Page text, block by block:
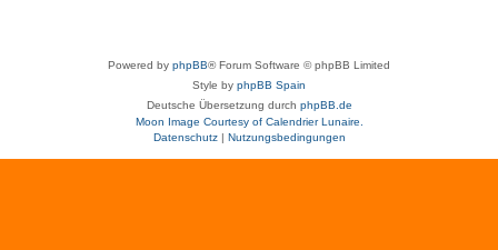
Powered by phpBB® Forum Software © phpBB Limited
Style by phpBB Spain
Deutsche Übersetzung durch phpBB.de
Moon Image Courtesy of Calendrier Lunaire.
Datenschutz| Nutzungsbedingungen